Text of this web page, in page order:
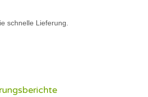
schnelle Lieferung.